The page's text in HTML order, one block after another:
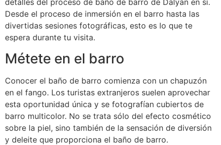
detalles del proceso de baño de barro de Dalyan en sí.
Desde el proceso de inmersión en el barro hasta las
divertidas sesiones fotográficas, esto es lo que te
espera durante tu visita.
Métete en el barro
Conocer el baño de barro comienza con un chapuzón
en el fango. Los turistas extranjeros suelen aprovechar
esta oportunidad única y se fotografían cubiertos de
barro multicolor. No se trata sólo del efecto cosmético
sobre la piel, sino también de la sensación de diversión
y deleite que proporciona el baño de barro.